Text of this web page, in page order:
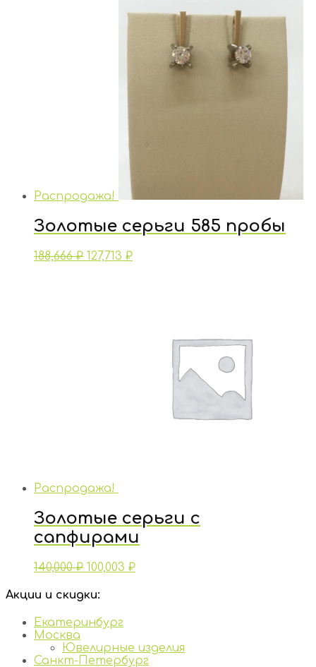
Распродажа!
Золотые серьги 585 пробы
188,666₽ 127,713 ₽
Распродажа!
Золотые серьги с
сапфирами
140,000₽ 100,003 ₽
Акции и скидки:
Екатеринбург
Москва
Ювелирные изделия
Санкт-Петербург